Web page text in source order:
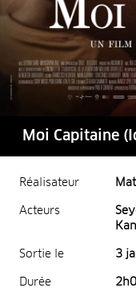
Moi Capitaine
Réalisateur
Acteurs
Sortie le 3
Durée